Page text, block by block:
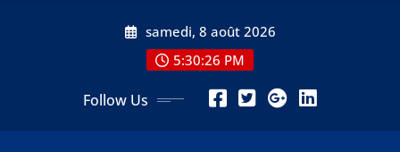
samedi, 8 août 2026
5:30:28 PM
Follow Us